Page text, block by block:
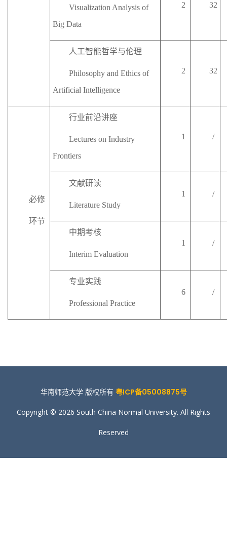
Visualization Analysis of
Big Data
2 32
人工智能哲学与伦理
Philosophy and Ethics of
Artificial Intelligence
2 32
必修
环节
行业前沿讲座
Lectures on Industry
Frontiers
1 /
文献研读
Literature Study
1 /
中期考核
Interim Evaluation
1 /
专业实践
Professional Practice
6 /
华南师范大学 版权所有 粤ICP备05008875号
Copyright © 2026 South China Normal University. All Rights
Reserved